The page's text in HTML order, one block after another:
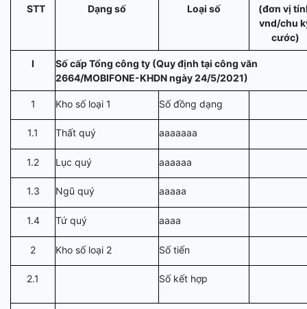
STT Dạng số Loại số
(đơn vị
vnd/chu
cước)
I
Số cấp Tổng công ty (Quy định tại công văn
2664/MOBIFONE-KHDN ngày 24/5/2021)
1 Kho số loại 1 Số đồng dạng
1.1 Thất quý aaaaaaa
1.2 Lục quý aaaaaa
1.3 Ngũ quý aaaaa
1.4 Tứ quý aaaa
2 Kho số loại 2 Số tiến
2.1 Số kết hợp